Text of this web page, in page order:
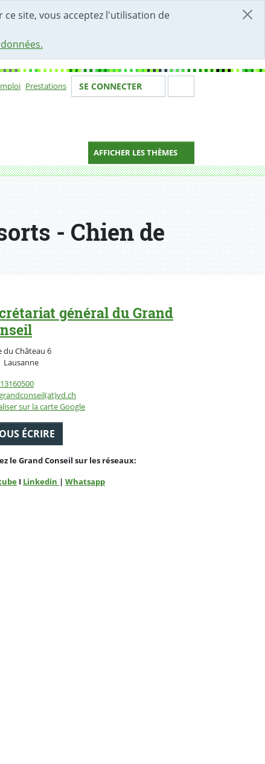
site, vous acceptez l'utilisation de
Prestations Votre identité
SE CONNECTER
AFFICHER LES THÈMES
- Chien de
général du Grand
du Château 6
LausanneSuisse
sur la carte Google
ÉCRIRE
le Grand Conseil sur les réseaux:
I Linkedin | Whatsapp